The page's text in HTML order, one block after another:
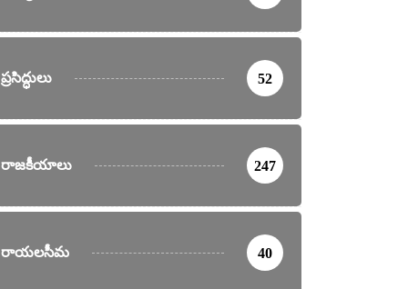
ప్రసిద్ధులు 52
రాజకీయాలు 247
రాయలసీమ 40